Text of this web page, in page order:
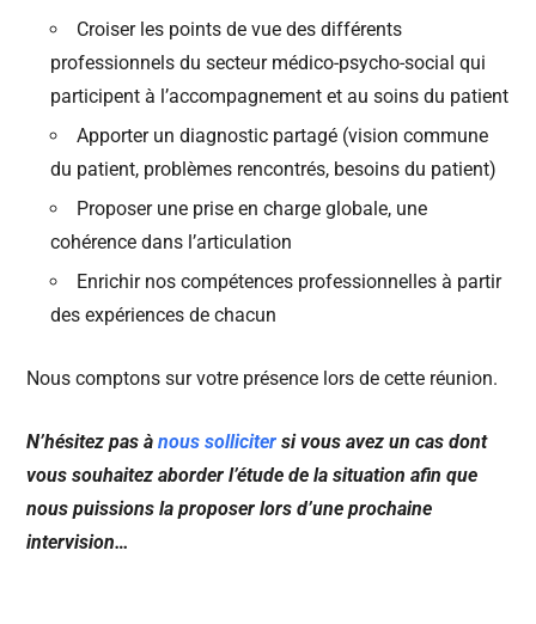
Croiser les points de vue des différents
professionnels du secteur médico-psycho-social qui
participent à l’accompagnement et au soins du patient
Apporter un diagnostic partagé (vision commune
du patient, problèmes rencontrés, besoins du patient)
Proposer une prise en charge globale, une
cohérence dans l’articulation
Enrichir nos compétences professionnelles à partir
des expériences de chacun
Nous comptons sur votre présence lors de cette réunion.
N’hésitez pas ànous solliciter si vous avez un cas dont
vous souhaitez aborder l’étude de la situation afin que
nous puissions la proposer lors d’une prochaine
intervision…